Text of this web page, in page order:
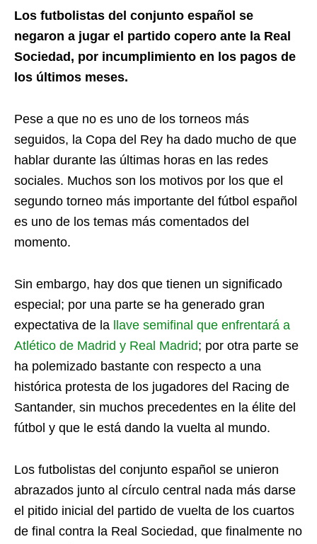
Los futbolistas del conjunto español se
negaron a jugar el partido copero ante la Real
Sociedad, por incumplimiento en los pagos de
los últimos meses.
Pese a que no es uno de los torneos más
seguidos, la Copa del Rey ha dado mucho de que
hablar durante las últimas horas en las redes
sociales. Muchos son los motivos por los que el
segundo torneo más importante del fútbol español
es uno de los temas más comentados del
momento.
Sin embargo, hay dos que tienen un significado
especial; por una parte se ha generado gran
expectativa de la
llave semifinal que enfrentará a
Atlético de Madrid y Real Madrid; por otra parte se
ha polemizado bastante con respecto a una
histórica protesta de los jugadores del Racing de
Santander, sin muchos precedentes en la élite del
fútbol y que le está dando la vuelta al mundo.
Los futbolistas del conjunto español se unieron
abrazados junto al círculo central nada más darse
el pitido inicial del partido de vuelta de los cuartos
de final contra la Real Sociedad, que finalmente no